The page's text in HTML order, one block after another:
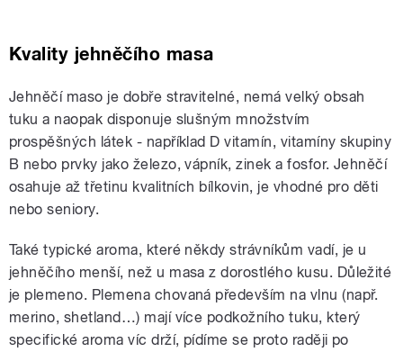
Kvality jehněčího masa
Jehněčí maso je dobře stravitelné, nemá velký obsah
tuku a naopak disponuje slušným množstvím
prospěšných látek - například D vitamín, vitamíny skupiny
B nebo prvky jako železo, vápník, zinek a fosfor. Jehněčí
osahuje až třetinu kvalitních bílkovin, je vhodné pro děti
nebo seniory.
Také typické aroma, které někdy strávníkům vadí, je u
jehněčího menší, než u masa z dorostlého kusu. Důležité
je plemeno. Plemena chovaná především na vlnu (např.
merino, shetland…) mají více podkožního tuku, který
specifické aroma víc drží, pídíme se proto raději po